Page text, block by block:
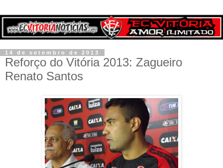
14 de setembro de 2013
Reforço do Vitória 2013: Zagueiro
Renato Santos